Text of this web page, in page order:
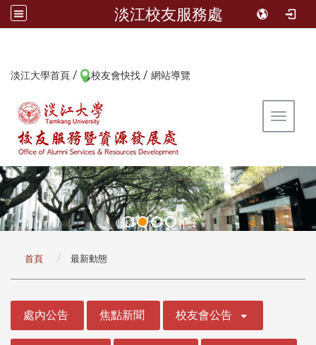
淡江校友服務處
淡江大學首頁 / 校友會快找 / 網站導覽
Toggle
首頁 最新動態
處內公告 焦點新聞 校友會公告